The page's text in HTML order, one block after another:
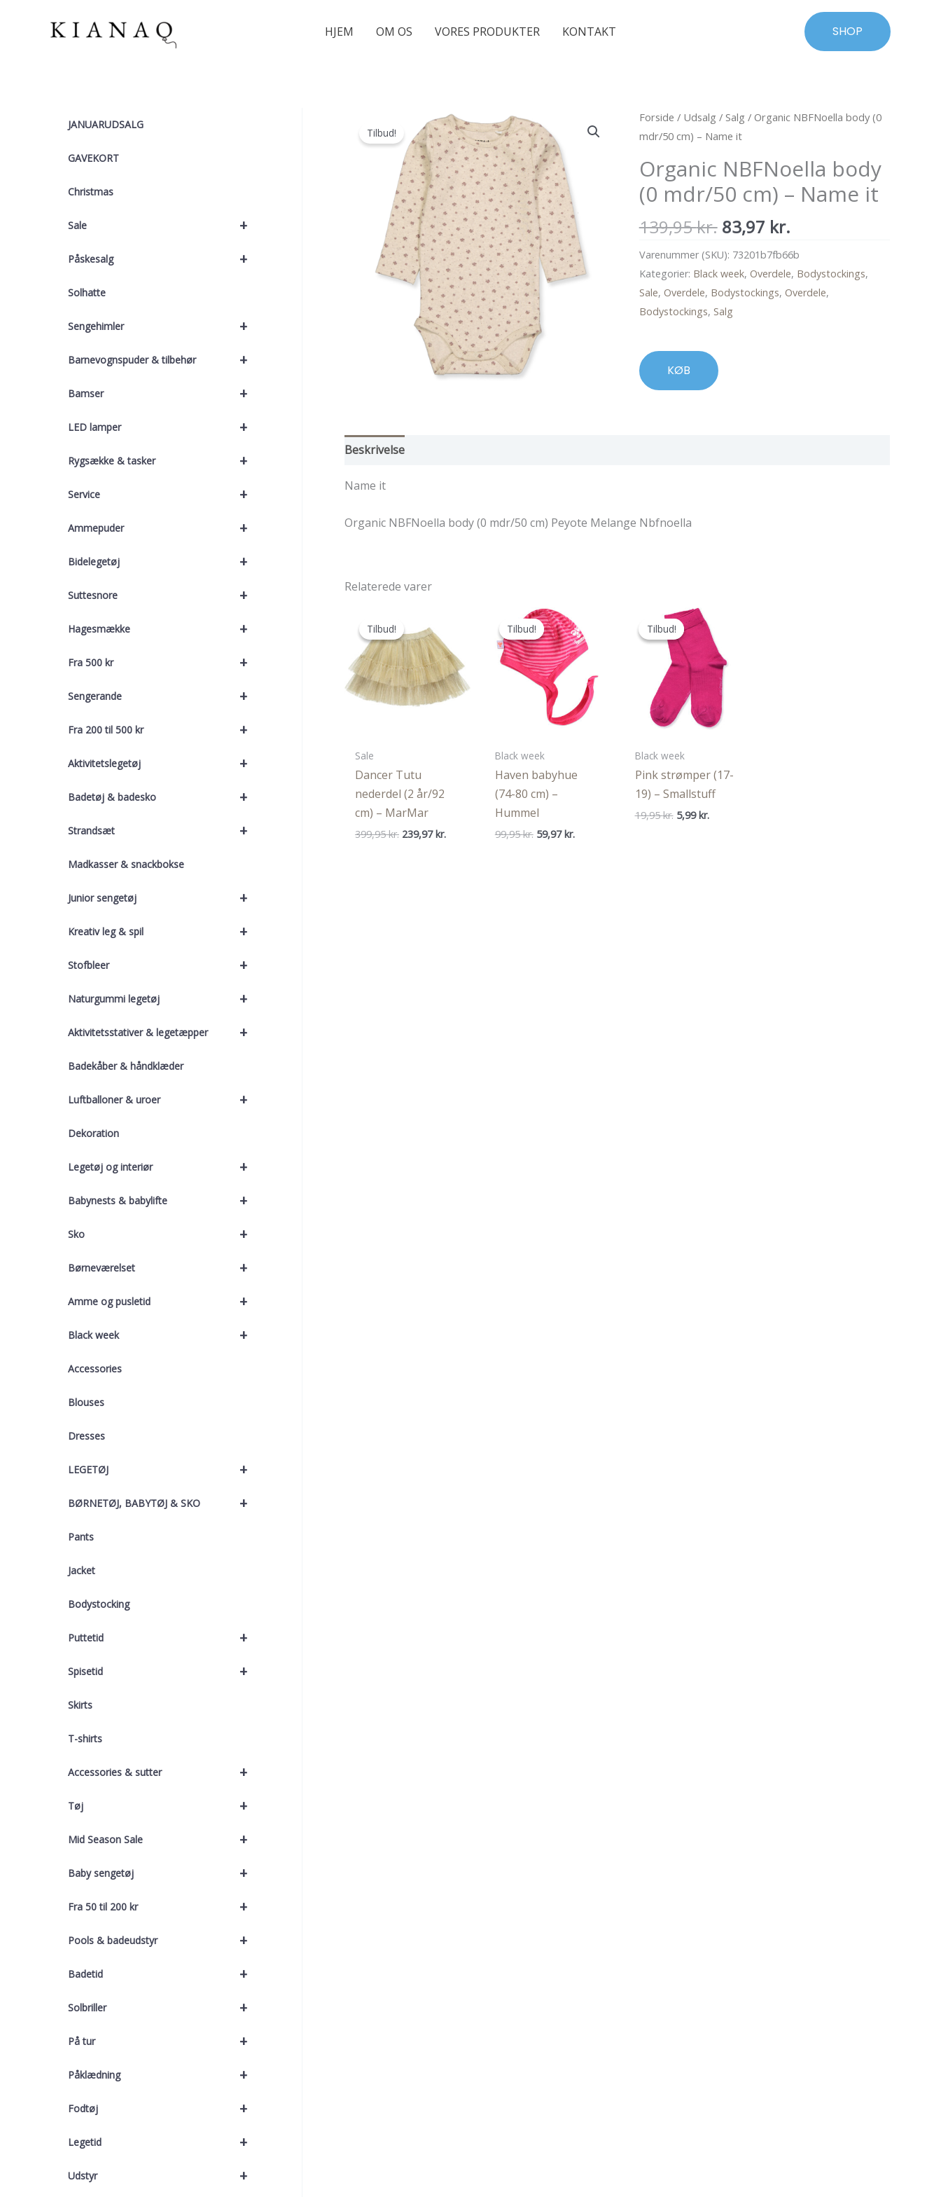
HJEM OM OS VORES PRODUKTER KONTAKT SHOP
JANUARUDSALG
GAVEKORT
Christmas
+
Sale
+
Påskesalg
Solhatte
+
Sengehimler
+
Barnevognspuder & tilbehør
+
Bamser
+
LED lamper
+
Rygsække & tasker
+
Service
+
Ammepuder
+
Bidelegetøj
+
Suttesnore
+
Hagesmække
+
Fra 500 kr
+
Sengerande
+
Fra 200 til 500 kr
+
Aktivitetslegetøj
+
Badetøj & badesko
+
Strandsæt
Madkasser & snackbokse
+
Junior sengetøj
+
Kreativ leg & spil
+
Stofbleer
+
Naturgummi legetøj
+
Aktivitetsstativer & legetæpper
Badekåber & håndklæder
+
Luftballoner & uroer
Dekoration
+
Legetøj og interiør
+
Babynests & babylifte
+
Sko
+
Børneværelset
+
Amme og pusletid
+
Black week
Accessories
Blouses
Dresses
+
LEGETØJ
+
BØRNETØJ, BABYTØJ & SKO
Pants
Jacket
Bodystocking
+
Puttetid
+
Spisetid
Skirts
T-shirts
+
Accessories & sutter
+
Tøj
+
Mid Season Sale
+
Baby sengetøj
+
Fra 50 til 200 kr
+
Pools & badeudstyr
+
Badetid
+
Solbriller
+
På tur
+
Påklædning
+
Fodtøj
+
Legetid
+
Udstyr
Tilbud!
Forside / Udsalg / Salg / Organic NBFNoella body (0
mdr/50 cm) – Name it
Organic NBFNoella body
(0 mdr/50 cm) – Name it
139,95kr. Den
oprindelige
pris
var:
139,95 kr..
83,97 kr.Den
aktuelle
pris
er:
83,97 kr..
Varenummer (SKU): 73201b7fb66b
Kategorier: Black week, Overdele, Bodystockings,
Sale, Overdele, Bodystockings, Overdele,
Bodystockings, Salg
KØB
Beskrivelse
Name it
Organic NBFNoella body (0 mdr/50 cm) Peyote Melange Nbfnoella
Relaterede varer
Tilbud!
Tilbud!
Sale
Dancer Tutu
nederdel (2 år/92
cm) – MarMar
399,95kr. Den
239,97 kr.Den
Tilbud!
Tilbud!
Black week
Haven babyhue
(74-80 cm) –
Hummel
99,95kr. Den
59,97 kr.Den
Tilbud!
Tilbud!
Black week
Pink strømper (17-
19) – Smallstuff
19,95kr. Den
5,99 kr.Den